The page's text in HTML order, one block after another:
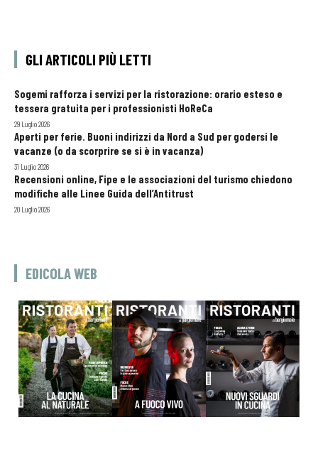
GLI ARTICOLI PIÙ LETTI
Sogemi rafforza i servizi per la ristorazione: orario esteso e
tessera gratuita per i professionisti HoReCa
29 Luglio 2026
Aperti per ferie. Buoni indirizzi da Nord a Sud per godersi le
vacanze (o da scorprire se si è in vacanza)
31 Luglio 2026
Recensioni online, Fipe e le associazioni del turismo chiedono
modifiche alle Linee Guida dell’Antitrust
20 Luglio 2026
EDICOLA WEB